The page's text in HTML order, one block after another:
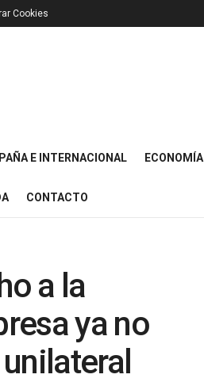
Cookies
E INTERNACIONAL ECONOMÍA
CONTACTO
a la
ya no